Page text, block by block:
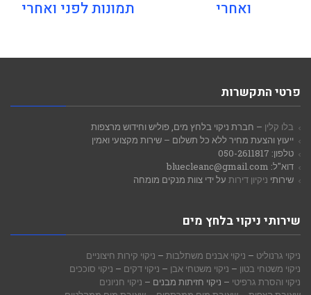
ואחרי
תמונות לפני ואחרי
פרטי התקשרות
בלו קלין – חברת ניקוי בלחץ מים, פוליש וחידוש מרצפות
ייעוץ והצעת מחיר ללא כל תשלום – שירות מקצועי ואמין
טלפון: 050-2611817
דוא"ל: bluecleanc@gmail.com
שירותי ניקיון דירות על ידי צוות מנקים מומחה
שירותי ניקוי בלחץ מים
ניקוי גרנוליט – ניקוי אבנים משתלבות – ניקוי קירות חיצוניים
ניקוי משטחי בטון – ניקוי משטחי אבן – ניקוי דקים – ניקוי סוככים
ניקוי והסרת גרפיטי – ניקוי חזיתות מבנים – ניקוי חניונים